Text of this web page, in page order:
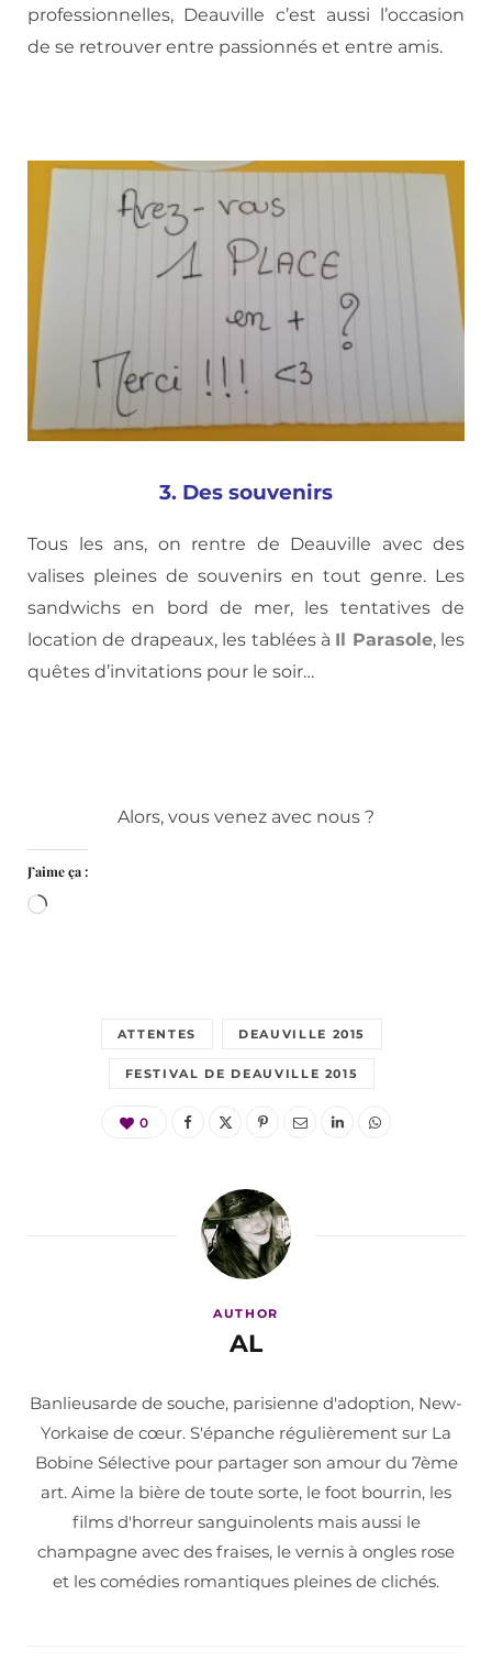
professionnelles, Deauville c’est aussi l’occasion
de se retrouver entre passionnés et entre amis.
3. Des souvenirs
Tous les ans, on rentre de Deauville avec des
valises pleines de souvenirs en tout genre. Les
sandwichs en bord de mer, les tentatives de
location de drapeaux, les tablées à Il Parasole, les
quêtes d’invitations pour le soir…
Alors, vous venez avec nous ?
J’aime ça :
Chargement…
ATTENTES DEAUVILLE 2015
FESTIVAL DE DEAUVILLE 2015
0
AUTHOR
AL
Banlieusarde de souche, parisienne d'adoption, New-
Yorkaise de cœur. S'épanche régulièrement sur La
Bobine Sélective pour partager son amour du 7ème
art. Aime la bière de toute sorte, le foot bourrin, les
films d'horreur sanguinolents mais aussi le
champagne avec des fraises, le vernis à ongles rose
et les comédies romantiques pleines de clichés.